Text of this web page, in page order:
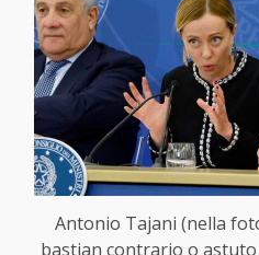
Antonio Tajani (nella
bastian contrario o